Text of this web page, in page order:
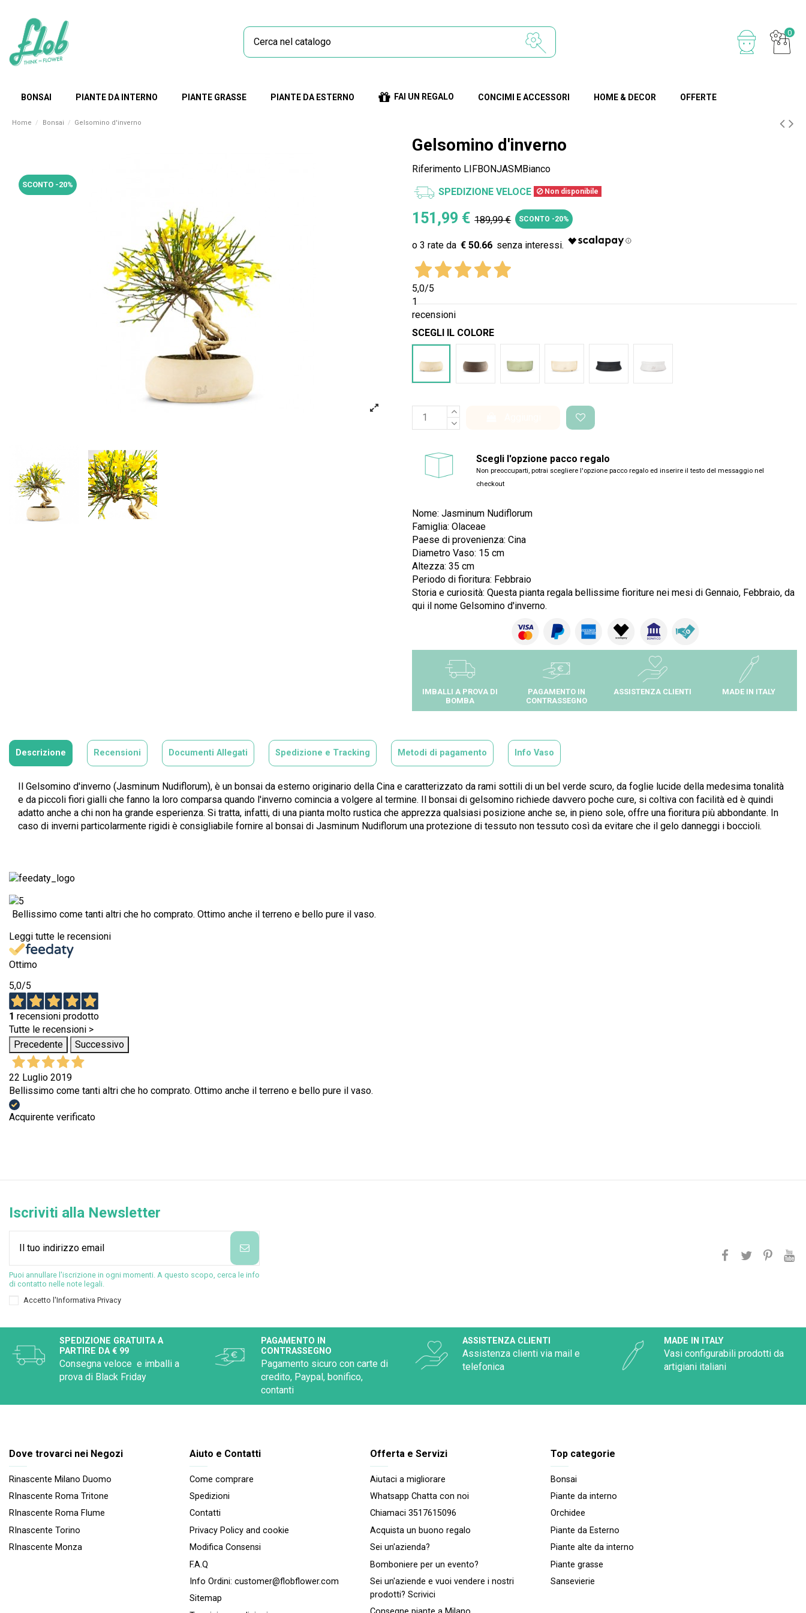
0
BONSAI PIANTE DA INTERNO PIANTE GRASSE PIANTE DA ESTERNO FAI UN REGALO CONCIMI E ACCESSORI HOME & DECOR OFFERTE
Home Bonsai Gelsomino d'inverno
SCONTO -20%
Gelsomino d'inverno
Riferimento LIFBONJASMBianco
SPEDIZIONE VELOCE Non disponibile
151,99 € 189,99 € SCONTO -20%
€ 50.66
5,0/5
1
recensioni
SCEGLI IL COLORE
Scegli l'opzione pacco regalo
Non preoccuparti, potrai scegliere l'opzione pacco regalo ed inserire il testo del messaggio nel
checkout
Nome: Jasminum Nudiflorum
Famiglia: Olaceae
Paese di provenienza: Cina
Diametro Vaso: 15 cm
Altezza: 35 cm
Periodo di fioritura: Febbraio
Storia e curiosità: Questa pianta regala bellissime fioriture nei mesi di Gennaio, Febbraio, da
qui il nome Gelsomino d'inverno.
IMBALLI A PROVA DI
BOMBA
PAGAMENTO IN
CONTRASSEGNO
ASSISTENZA CLIENTI MADE IN ITALY
Descrizione Recensioni Documenti Allegati Spedizione e Tracking Metodi di pagamento Info Vaso
Il Gelsomino d'inverno (Jasminum Nudiflorum), è un bonsai da esterno originario della Cina e caratterizzato da rami sottili di un bel verde scuro, da foglie lucide della medesima tonalità
e da piccoli fiori gialli che fanno la loro comparsa quando l'inverno comincia a volgere al termine. Il bonsai di gelsomino richiede davvero poche cure, si coltiva con facilità ed è quindi
adatto anche a chi non ha grande esperienza. Si tratta, infatti, di una pianta molto rustica che apprezza qualsiasi posizione anche se, in pieno sole, offre una fioritura più abbondante. In
caso di inverni particolarmente rigidi è consigliabile fornire al bonsai di Jasminum Nudiflorum una protezione di tessuto non tessuto così da evitare che il gelo danneggi i boccioli.
Bellissimo come tanti altri che ho comprato. Ottimo anche il terreno e bello pure il vaso.
Leggi tutte le recensioni
Ottimo
5,0/5
1 recensioni prodotto
Tutte le recensioni >
Precedente
Successivo
22 Luglio 2019
Bellissimo come tanti altri che ho comprato. Ottimo anche il terreno e bello pure il vaso.
Acquirente verificato
Iscriviti alla Newsletter
Puoi annullare l'iscrizione in ogni momenti. A questo scopo, cerca le info
di contatto nelle note legali.
Accetto l'Informativa Privacy
SPEDIZIONE GRATUITA A
PARTIRE DA € 99
Consegna veloce e imballi a
prova di Black Friday
PAGAMENTO IN
CONTRASSEGNO
Pagamento sicuro con carte di
credito, Paypal, bonifico,
contanti
ASSISTENZA CLIENTI
Assistenza clienti via mail e
telefonica
MADE IN ITALY
Vasi configurabili prodotti da
artigiani italiani
Dove trovarci nei Negozi
Rinascente Milano Duomo
RInascente Roma Tritone
RInascente Roma FIume
RInascente Torino
RInascente Monza
Aiuto e Contatti
Come comprare
Spedizioni
Contatti
Privacy Policy and cookie
Modifica Consensi
F.A.Q
Info Ordini: customer@flobflower.com
Sitemap
Offerta e Servizi
Aiutaci a migliorare
Whatsapp Chatta con noi
Chiamaci 3517615096
Acquista un buono regalo
Sei un'azienda?
Bomboniere per un evento?
Sei un'aziende e vuoi vendere i nostri
prodotti? Scrivici
Top categorie
Bonsai
Piante da interno
Orchidee
Piante da Esterno
Piante alte da interno
Piante grasse
Sansevierie